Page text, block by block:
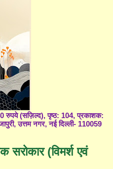
रुपये (सज़िल्द), पृष्ठ: 104, प्रकाशक:
उत्तम नगर, नई दिल्ली- 110059
(विमर्श एवं